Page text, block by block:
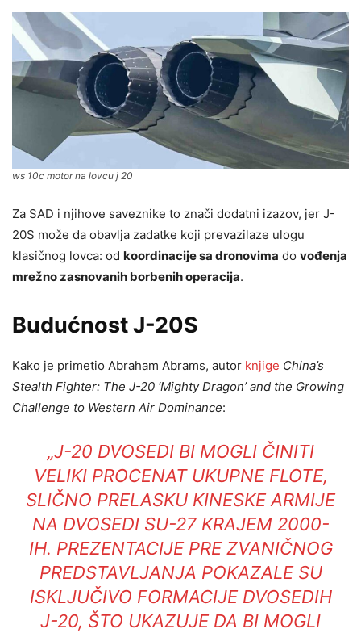
ws 10c motor na lovcu j 20
Za SAD i njihove saveznike to znači dodatni izazov, jer J-
20S može da obavlja zadatke koji prevazilaze ulogu
klasičnog lovca: od koordinacije sa dronovima do vođenja
mrežno zasnovanih borbenih operacija.
Budućnost J-20S
Kako je primetio Abraham Abrams, autor knjige China’s
Stealth Fighter: The J-20 ‘Mighty Dragon’ and the Growing
Challenge to Western Air Dominance:
„J-20 DVOSEDI BI MOGLI ČINITI
VELIKI PROCENAT UKUPNE FLOTE,
SLIČNO PRELASKU KINESKE ARMIJE
NA DVOSEDI SU-27 KRAJEM 2000-
IH. PREZENTACIJE PRE ZVANIČNOG
PREDSTAVLJANJA POKAZALE SU
ISKLJUČIVO FORMACIJE DVOSEDIH
J-20, ŠTO UKAZUJE DA BI MOGLI